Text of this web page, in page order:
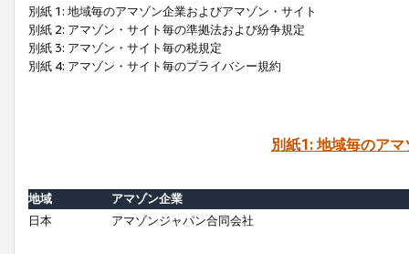
別紙 1: 地域毎のアマゾン企業およびアマゾン・サイト
別紙 2: アマゾン・サイト毎の準拠法および紛争規定
別紙 3: アマゾン・サイト毎の税規定
別紙 4: アマゾン・サイト毎のプライバシー規約
別紙1: 地域毎のア
地域
アマゾン企業
日本
アマゾンジャパン合同会社